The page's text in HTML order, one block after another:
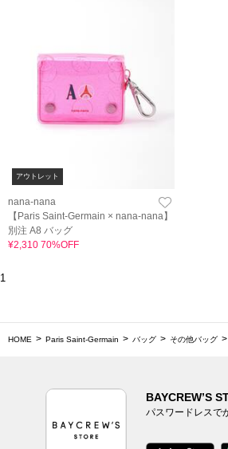
アウトレット
nana-nana
【Paris Saint-Germain × nana-nana】
別注 A8 バッグ
¥2,310 70%OFF
1
HOME Paris Saint-Germain バッグ その他バッグ
BAYCREW’S
パスワードレスで